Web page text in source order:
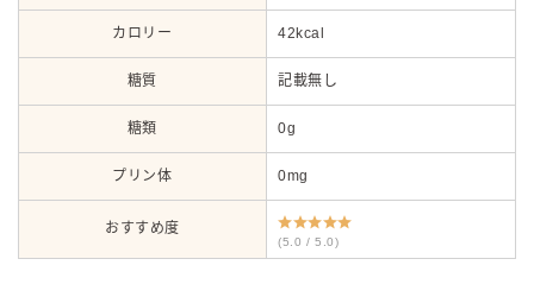
カロリー 42kcal
糖質 記載無し
糖類 0g
プリン体 0mg
おすすめ度
(5.0 / 5.0)